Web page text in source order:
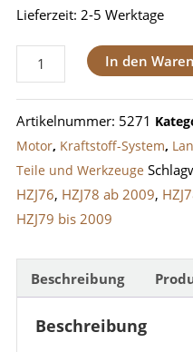
Lieferzeit: 2-5 Werktage
Kraftstofffilter
1HZ
ab
1999
/
1HD-
FTE
Menge
In den
Artikelnummer: 5271
Motor, Kraftstoff-System,
Teile und Werkzeuge
HZJ76, HZJ78 ab 2009,
HZJ79 bis 2009
Beschreibung
Beschreibung